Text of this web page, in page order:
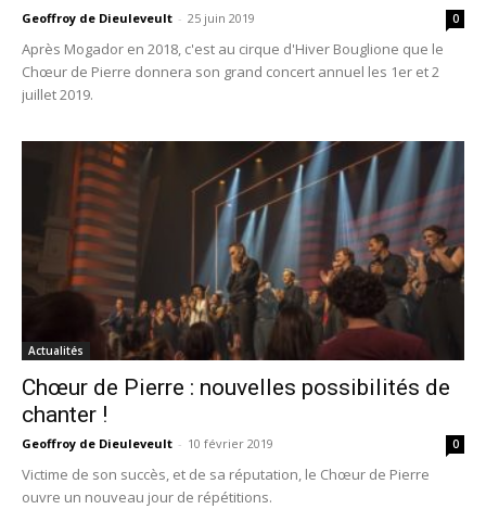
Geoffroy de Dieuleveult - 25 juin 2019 0
Après Mogador en 2018, c'est au cirque d'Hiver Bouglione que le
Chœur de Pierre donnera son grand concert annuel les 1er et 2
juillet 2019.
Actualités
Chœur de Pierre : nouvelles possibilités de
chanter !
Geoffroy de Dieuleveult - 10 février 2019 0
Victime de son succès, et de sa réputation, le Chœur de Pierre
ouvre un nouveau jour de répétitions.